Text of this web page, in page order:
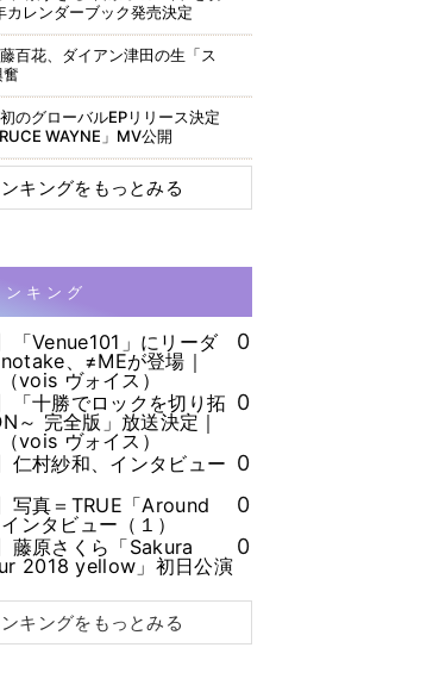
レンダーブック発売決定
花、ダイアン津田の生「ス
グローバルEPリリース決定
WAYNE」MV公開
キングをもっとみる
キング
「Venue101」にリーダ
、≠MEが登場｜
vois ヴォイス）
0
「十勝でロックを切り拓
～ 完全版」放送決定｜
vois ヴォイス）
0
仁村紗和、インタビュー 0
写真＝TRUE「Around
ンタビュー（１）
0
藤原さくら「Sakura
2018 yellow」初日公演
0
キングをもっとみる